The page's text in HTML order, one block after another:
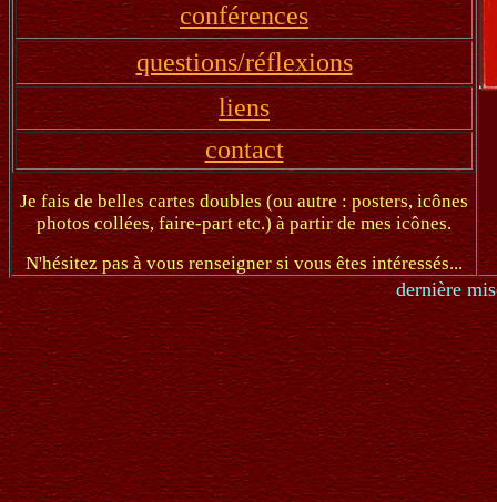
conférences
questions/réflexions
liens
contact
Je fais de belles cartes doubles (ou autre : posters, icônes
photos collées, faire-part etc.) à partir de mes icônes.
N'hésitez pas à vous renseigner si vous êtes intéressés...
dernière